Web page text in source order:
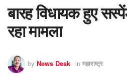
बारह विधायक हुए
रहा मामला
by News Desk in महाराष्ट्र